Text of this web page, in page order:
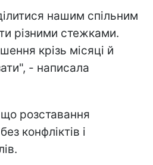
нашим спільним
різними стежками.
крізь місяці й
- написала
розставання
конфліктів і